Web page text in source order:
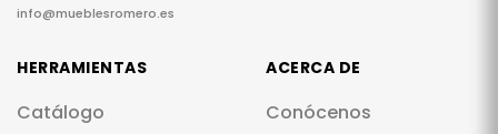
info@mueblesromero.es
HERRAMIENTAS
Catálogo
ACERCA DE
Conócenos